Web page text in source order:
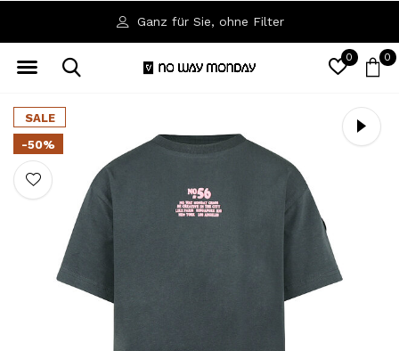
0 0
Verfügbar in den Größen 92 bis 164
SALE
-50%